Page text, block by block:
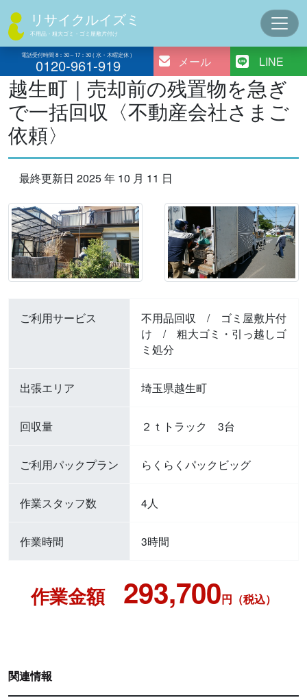
ン
テ
ツ
へ
ス
ッ
プ
リサイクルイズミ
不用品・粗大ゴミ・ゴミ屋敷片付け
電話受付時間 8：30～17：30 ( 水・木曜定休 )
0120-961-919 メール LINE
越生町｜売却前の残置物を急ぎ
で一括回収〈不動産会社さまご
依頼〉
最終更新日 2025 年 10 月 11 日
ご利用サービス 不用品回収 / ゴミ屋敷片付
け / 粗大ゴミ・引っ越しゴ
ミ処分
出張エリア 埼玉県越生町
回収量 ２ｔトラック 3台
ご利用パックプラン らくらくパックビッグ
作業スタッフ数 4人
作業時間 3時間
作業金額 293,700円（税込）
関連情報